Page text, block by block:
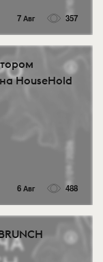
7 Авг 357
HouseHold
6 Авг 488